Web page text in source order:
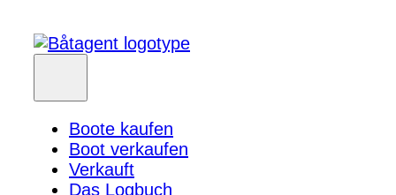
Boote kaufen
Boot verkaufen
Verkauft
Das Logbuch